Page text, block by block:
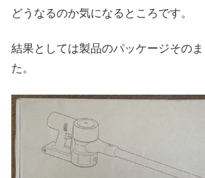
どうなるのか気になるところです。
結果としては製品のパッケージその
た。